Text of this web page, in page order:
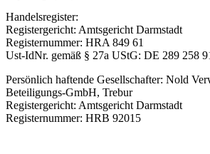
Handelsregister:
Registergericht: Amtsgericht Darmstadt
Registernummer: HRA 849 61
Ust-IdNr. gemäß § 27a UStG: DE 289 258
Persönlich haftende Gesellschafter: Nold
Beteiligungs-GmbH, Trebur
Registergericht: Amtsgericht Darmstadt
Registernummer: HRB 92015